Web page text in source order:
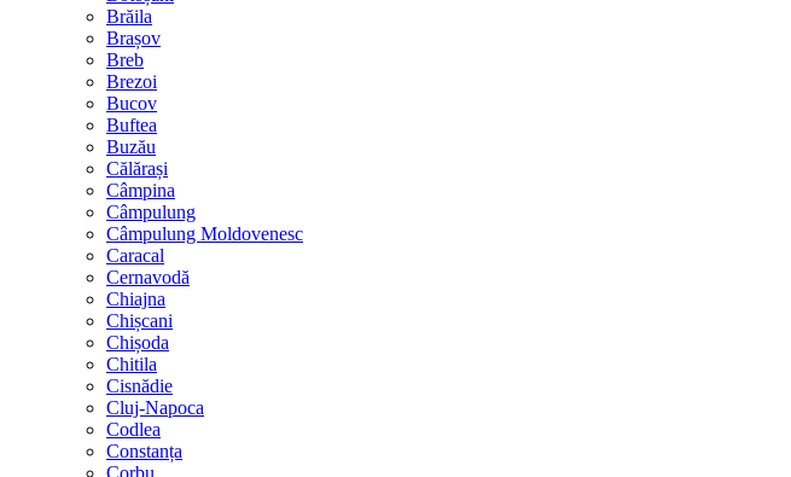
Brăila
Brașov
Breb
Brezoi
Bucov
Buftea
Buzău
Călărași
Câmpina
Câmpulung
Câmpulung Moldovenesc
Caracal
Cernavodă
Chiajna
Chișcani
Chișoda
Chitila
Cisnădie
Cluj-Napoca
Codlea
Constanța
Corbu